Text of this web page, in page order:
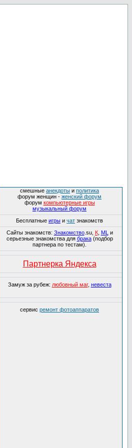
смешные анекдоты и политика
форум женщин - женский форум
форум компьютерные игры
музыкальный форум
Бесплатные игры и чат знакомств
Сайты знакомств: Знакомство.su, К, ML и
серьезные знакомства для брака(подбор
партнера по тестам).
Партнерка Яндекса
Замуж за рубеж: любовный маг, невеста
сервис ремонт фотоаппаратов